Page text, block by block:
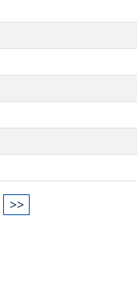
>>